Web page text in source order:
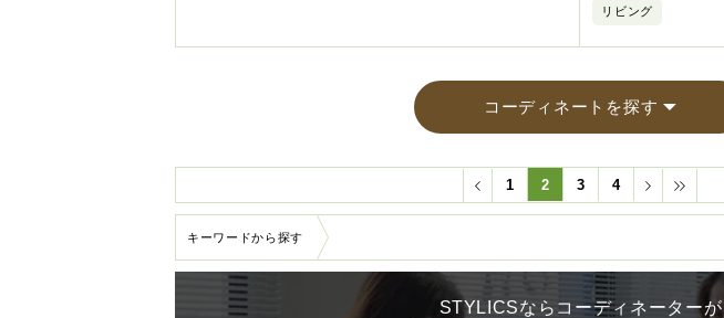
リビング
コーディネートを探す
1 2 3 4
キーワードから探す
STYLICSならコーディネーターが